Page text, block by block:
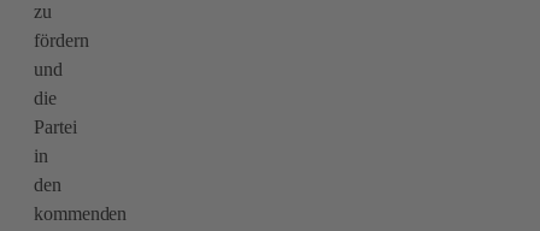
zu
fördern
und
die
Partei
in
den
kommenden